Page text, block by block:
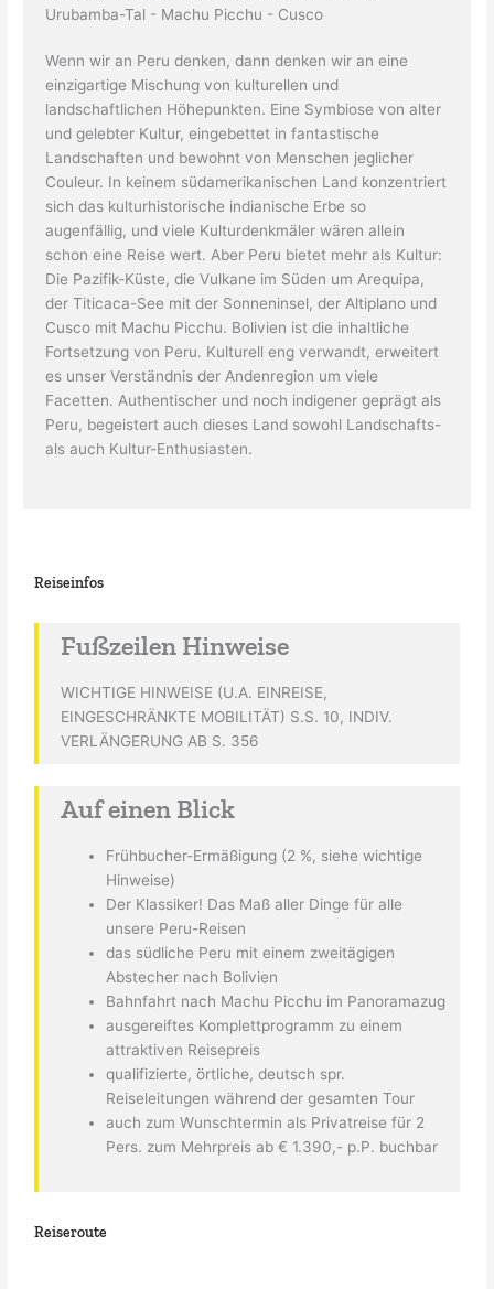
Urubamba-Tal - Machu Picchu - Cusco
Wenn wir an Peru denken, dann denken wir an eine
einzigartige Mischung von kulturellen und
landschaftlichen Höhepunkten. Eine Symbiose von alter
und gelebter Kultur, eingebettet in fantastische
Landschaften und bewohnt von Menschen jeglicher
Couleur. In keinem südamerikanischen Land konzentriert
sich das kulturhistorische indianische Erbe so
augenfällig, und viele Kulturdenkmäler wären allein
schon eine Reise wert. Aber Peru bietet mehr als Kultur:
Die Pazifik-Küste, die Vulkane im Süden um Arequipa,
der Titicaca-See mit der Sonneninsel, der Altiplano und
Cusco mit Machu Picchu. Bolivien ist die inhaltliche
Fortsetzung von Peru. Kulturell eng verwandt, erweitert
es unser Verständnis der Andenregion um viele
Facetten. Authentischer und noch indigener geprägt als
Peru, begeistert auch dieses Land sowohl Landschafts-
als auch Kultur-Enthusiasten.
Reiseinfos
Fußzeilen Hinweise
WICHTIGE HINWEISE (U.A. EINREISE,
EINGESCHRÄNKTE MOBILITÄT) S.S. 10, INDIV.
VERLÄNGERUNG AB S. 356
Auf einen Blick
Frühbucher-Ermäßigung (2 %, siehe wichtige
Hinweise)
Der Klassiker! Das Maß aller Dinge für alle
unsere Peru-Reisen
das südliche Peru mit einem zweitägigen
Abstecher nach Bolivien
Bahnfahrt nach Machu Picchu im Panoramazug
ausgereiftes Komplettprogramm zu einem
attraktiven Reisepreis
qualifizierte, örtliche, deutsch spr.
Reiseleitungen während der gesamten Tour
auch zum Wunschtermin als Privatreise für 2
Pers. zum Mehrpreis ab € 1.390,- p.P. buchbar
Reiseroute